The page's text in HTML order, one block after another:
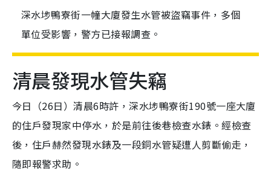
深水埗鴨寮街一幢大廈發生水管被盜竊事件，多個
單位受影響，警方已接報調查。
清晨發現水管失竊
今日（26日）清晨6時許，深水埗鴨寮街190號一座大廈
的住戶發現家中停水，於是前往後巷檢查水錶。經檢查
後，住戶赫然發現水錶及一段銅水管疑遭人剪斷偷走，
隨即報警求助。